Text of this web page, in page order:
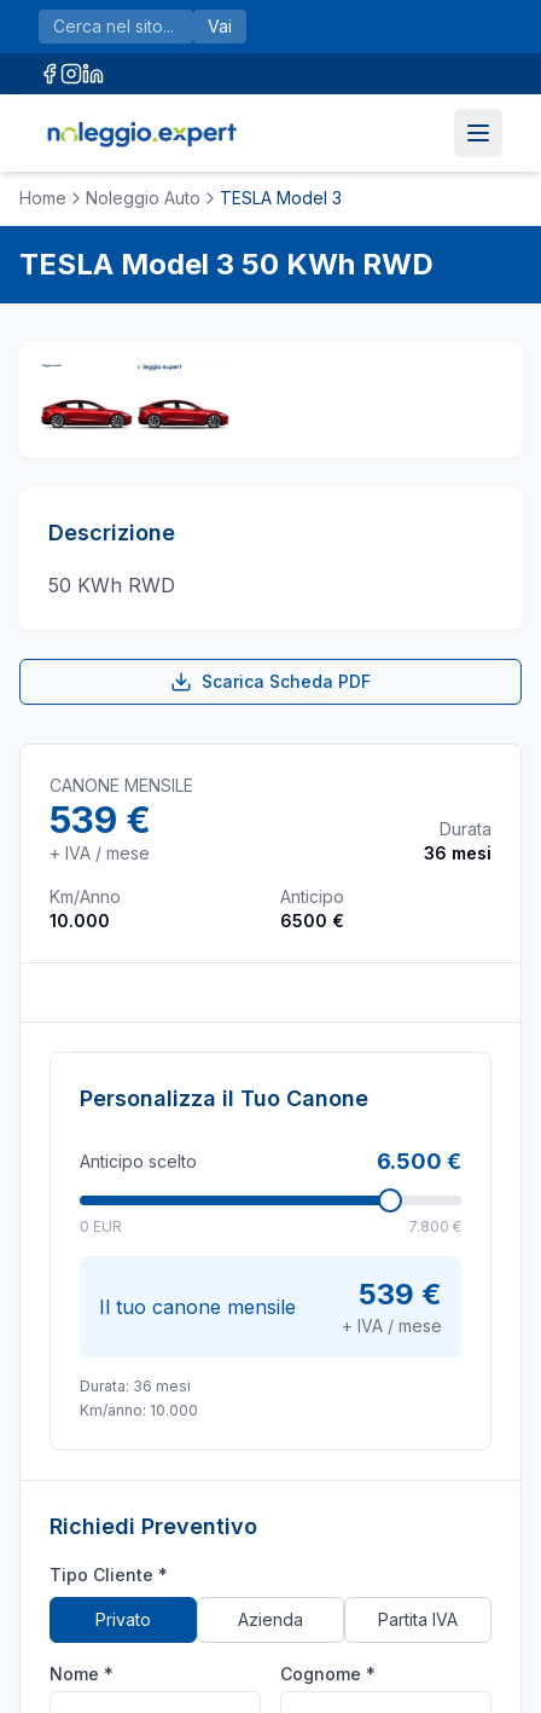
Vai al contenuto principale
Vai
Home Noleggio Auto TESLA Model 3
TESLA Model 3 50 KWh RWD
Descrizione
50 KWh RWD
Scarica Scheda PDF
CANONE MENSILE
539 €
+ IVA / mese
Durata
36 mesi
Km/Anno
10.000
Anticipo
6500 €
Personalizza il Tuo Canone
Anticipo scelto 6.500 €
0 EUR 7.800 €
Il tuo canone mensile 539 €
+ IVA / mese
Durata: 36 mesi
Km/anno: 10.000
Richiedi Preventivo
Tipo Cliente *
Privato Azienda Partita IVA
Nome * Cognome *